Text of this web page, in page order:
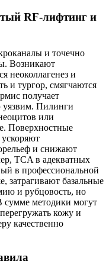
RF‑лифтинг и
и точечно
Возникают
неоколлагенез и
и тургор, смягчаются
получает
уязвим. Пилинги
или
Поверхностные
и снижают
TCA в адекватных
в профессиональной
затрагивают базальные
и рубцовость, но
сумме методики могут
кожу и
качественно